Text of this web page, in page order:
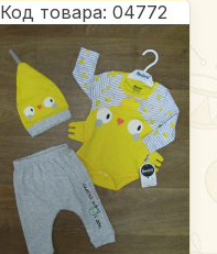
Код товара: 04772